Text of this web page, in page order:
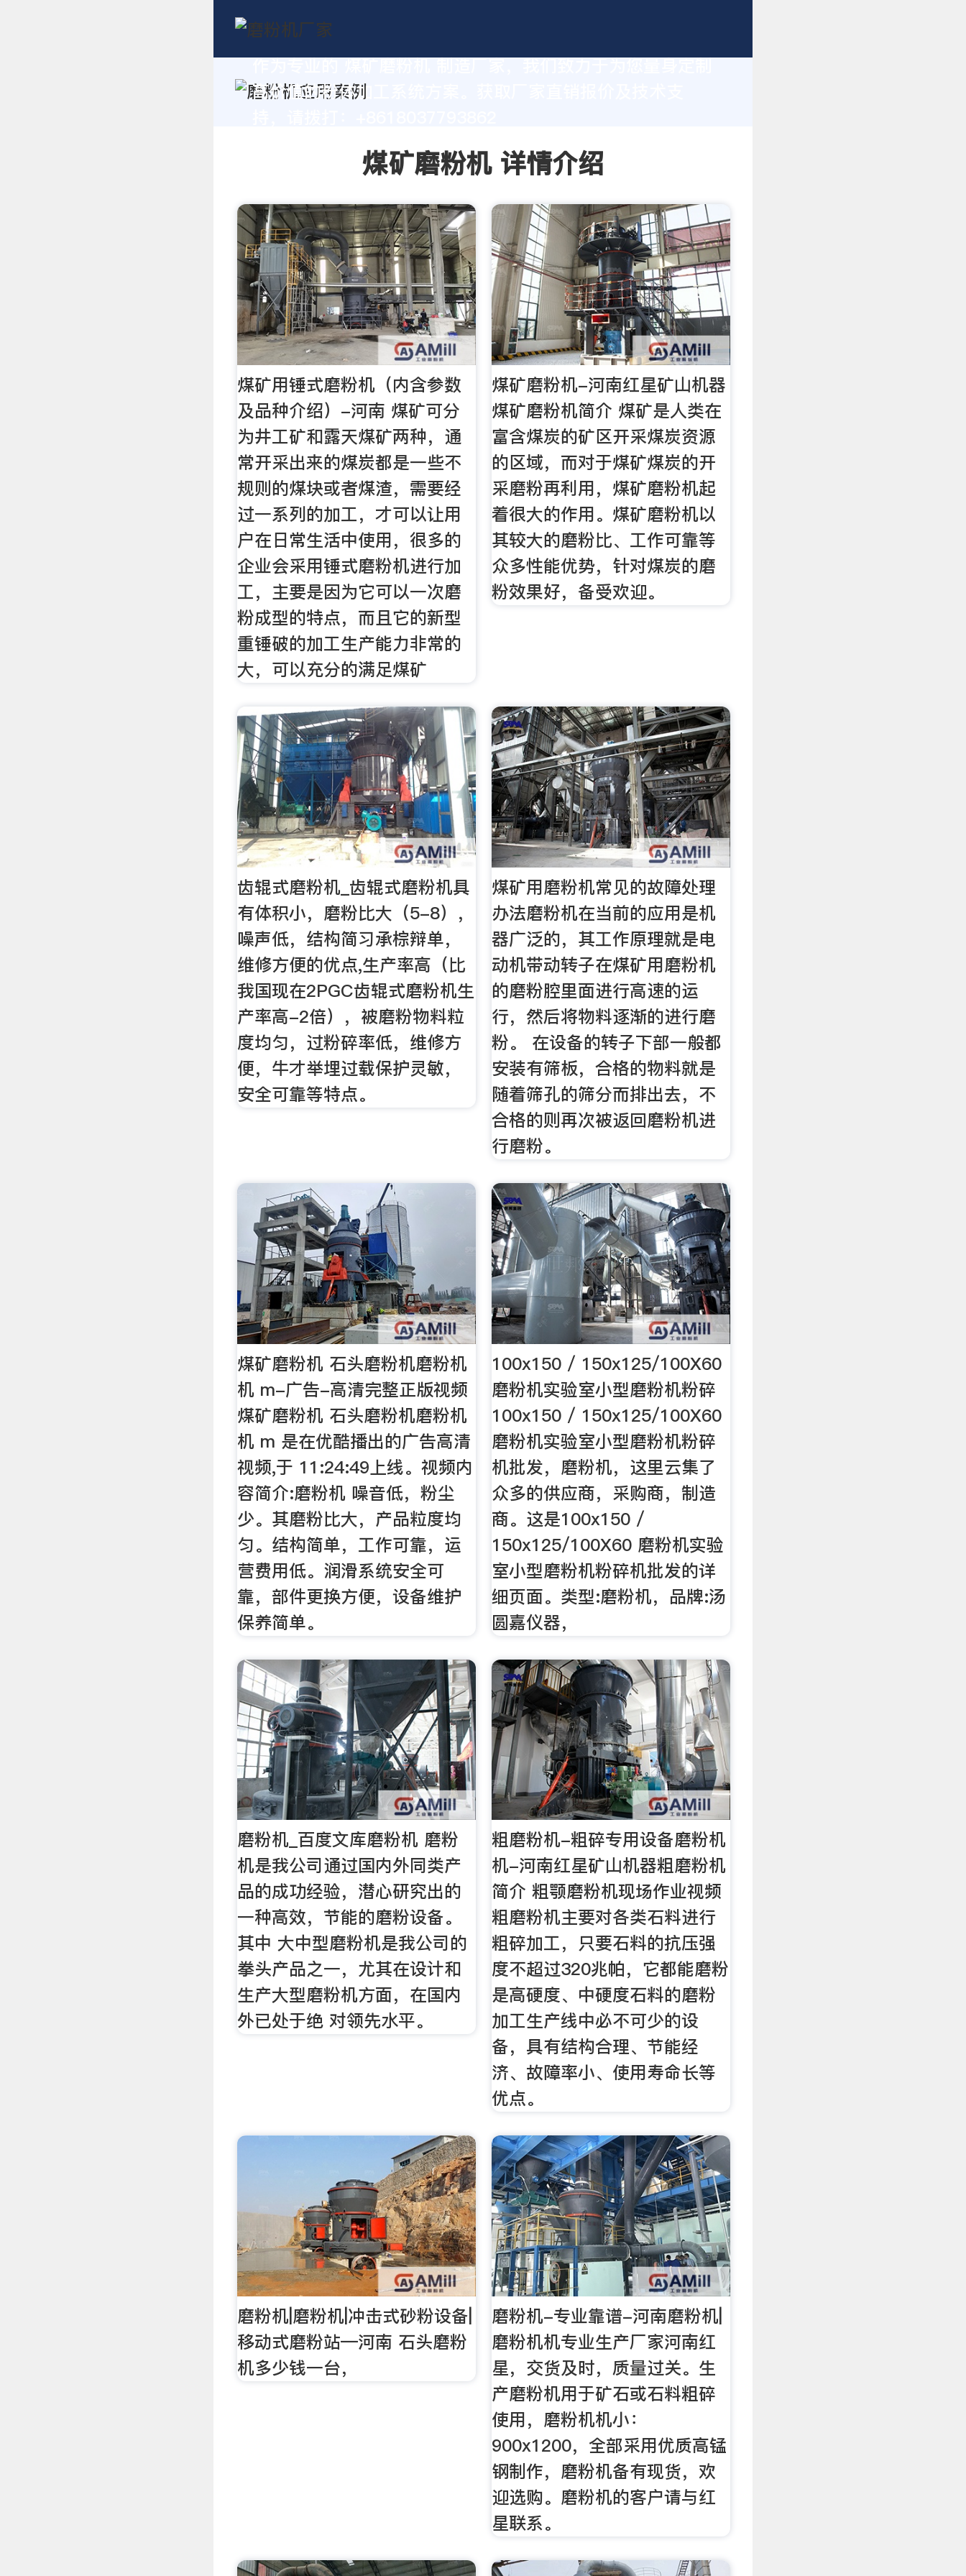
高价值的粉体加工系统方案。获取厂家直销报价及技术支
煤矿磨粉机 详情介绍
煤矿用锤式磨粉机（内含参数
及品种介绍）-河南 煤矿可分
为井工矿和露天煤矿两种，通
常开采出来的煤炭都是一些不
规则的煤块或者煤渣，需要经
过一系列的加工，才可以让用
户在日常生活中使用，很多的
企业会采用锤式磨粉机进行加
工，主要是因为它可以一次磨
粉成型的特点，而且它的新型
重锤破的加工生产能力非常的
大，可以充分的满足煤矿
煤矿磨粉机-河南红星矿山机器
煤矿磨粉机简介 煤矿是人类在
富含煤炭的矿区开采煤炭资源
的区域，而对于煤矿煤炭的开
采磨粉再利用，煤矿磨粉机起
着很大的作用。煤矿磨粉机以
其较大的磨粉比、工作可靠等
众多性能优势，针对煤炭的磨
粉效果好，备受欢迎。
齿辊式磨粉机_齿辊式磨粉机具
有体积小，磨粉比大（5-8），
噪声低，结构简习承棕辩单，
维修方便的优点,生产率高（比
我国现在2PGC齿辊式磨粉机生
产率高-2倍），被磨粉物料粒
度均匀，过粉碎率低，维修方
便，牛才举埋过载保护灵敏，
安全可靠等特点。
煤矿用磨粉机常见的故障处理
办法磨粉机在当前的应用是机
器广泛的，其工作原理就是电
动机带动转子在煤矿用磨粉机
的磨粉腔里面进行高速的运
行，然后将物料逐渐的进行磨
粉。 在设备的转子下部一般都
安装有筛板，合格的物料就是
随着筛孔的筛分而排出去，不
合格的则再次被返回磨粉机进
行磨粉。
煤矿磨粉机 石头磨粉机磨粉机
机 m-广告-高清完整正版视频
煤矿磨粉机 石头磨粉机磨粉机
机 m 是在优酷播出的广告高清
视频,于 11:24:49上线。视频内
容简介:磨粉机 噪音低，粉尘
少。其磨粉比大，产品粒度均
匀。结构简单，工作可靠，运
营费用低。润滑系统安全可
靠，部件更换方便，设备维护
保养简单。
100x150 / 150x125/100X60
磨粉机实验室小型磨粉机粉碎
100x150 / 150x125/100X60
磨粉机实验室小型磨粉机粉碎
机批发，磨粉机，这里云集了
众多的供应商，采购商，制造
商。这是100x150 /
150x125/100X60 磨粉机实验
室小型磨粉机粉碎机批发的详
细页面。类型:磨粉机，品牌:汤
圆嘉仪器，
磨粉机_百度文库磨粉机 磨粉
机是我公司通过国内外同类产
品的成功经验，潜心研究出的
一种高效，节能的磨粉设备。
其中 大中型磨粉机是我公司的
拳头产品之一，尤其在设计和
生产大型磨粉机方面，在国内
外已处于绝 对领先水平。
粗磨粉机-粗碎专用设备磨粉机
机-河南红星矿山机器粗磨粉机
简介 粗颚磨粉机现场作业视频
粗磨粉机主要对各类石料进行
粗碎加工，只要石料的抗压强
度不超过320兆帕，它都能磨粉
是高硬度、中硬度石料的磨粉
加工生产线中必不可少的设
备，具有结构合理、节能经
济、故障率小、使用寿命长等
优点。
磨粉机|磨粉机|冲击式砂粉设备|
移动式磨粉站—河南 石头磨粉
机多少钱一台，
磨粉机-专业靠谱-河南磨粉机|
磨粉机机专业生产厂家河南红
星，交货及时，质量过关。生
产磨粉机用于矿石或石料粗碎
使用，磨粉机机小：
900x1200，全部采用优质高锰
钢制作，磨粉机备有现货，欢
迎选购。磨粉机的客户请与红
星联系。